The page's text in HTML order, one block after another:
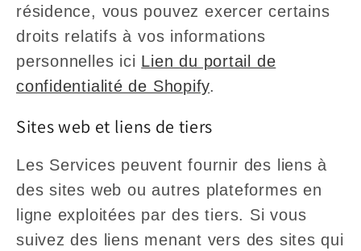
résidence, vous pouvez exercer certains
droits relatifs à vos informations
personnelles ici Lien du portail de
confidentialité de Shopify.
Sites web et liens de tiers
Les Services peuvent fournir des liens à
des sites web ou autres plateformes en
ligne exploitées par des tiers. Si vous
suivez des liens menant vers des sites qui